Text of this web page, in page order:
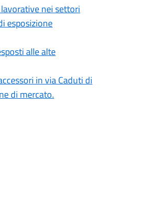
nei settori
esposizione
alle alte
in via Caduti di
di mercato.